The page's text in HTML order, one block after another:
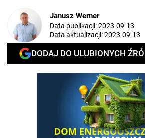
Janusz Werner
Data publikacji:2023-09-13
Data aktualizacji:2023-09-13
DODAJ DO ULUBIONYCH